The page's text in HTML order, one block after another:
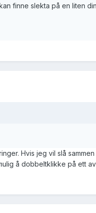
finne slekta på en liten
Hvis jeg vil slå
å dobbeltklikke på ett